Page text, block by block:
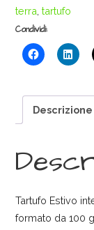
terra ,tartufo
Condividi:
Descrizione
Tartufo Estivo
formato da 100 g